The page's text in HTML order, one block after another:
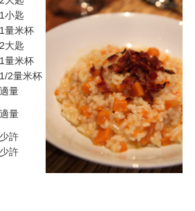
1小匙
1量米杯
2大匙
1量米杯
1/2量米杯
適量
適量
少許
少許